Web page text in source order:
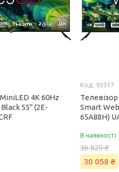
4K 60Hz
55" (2E-
93317
Smart
65A88H)
В наявності
36 829 ₴
30 058 ₴